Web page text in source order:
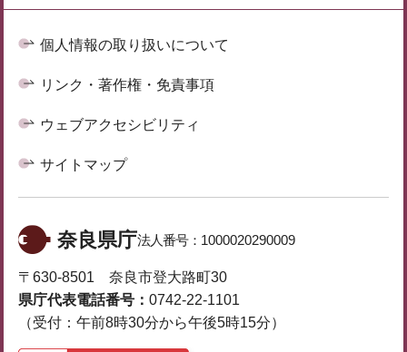
個人情報の取り扱いについて
リンク・著作権・免責事項
ウェブアクセシビリティ
サイトマップ
奈良県庁法人番号： 1000020290009
〒630-8501 奈良市登大路町30
県庁代表電話番号： 0742-22-1101
（受付：午前8時30分から午後5時15分）